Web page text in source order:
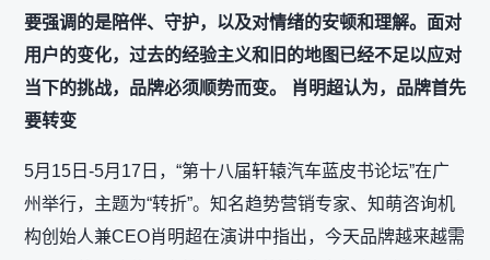
要强调的是陪伴、守护，以及对情绪的安顿和理解。面对
用户的变化，过去的经验主义和旧的地图已经不足以应对
当下的挑战，品牌必须顺势而变。 肖明超认为，品牌首先
要转变
5月15日-5月17日，“第十八届轩辕汽车蓝皮书论坛”在广
州举行，主题为“转折”。知名趋势营销专家、知萌咨询机
构创始人兼CEO肖明超在演讲中指出，今天品牌越来越需